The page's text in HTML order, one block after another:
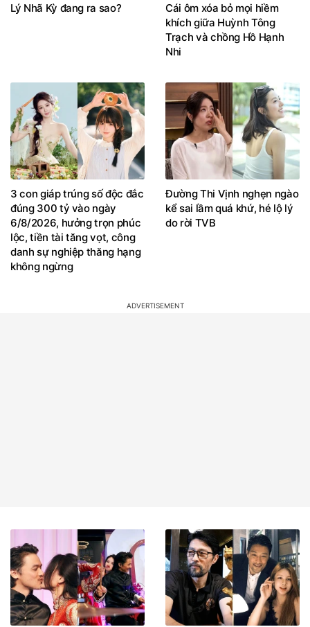
Lý Nhã Kỳ đang ra sao?
Cái ôm xóa bỏ mọi hiềm
khích giữa Huỳnh Tông
Trạch và chồng Hồ Hạnh
Nhi
3 con giáp trúng số độc đắc
đúng 300 tỷ vào ngày
6/8/2026, hưởng trọn phúc
lộc, tiền tài tăng vọt, công
danh sự nghiệp thăng hạng
không ngừng
Đường Thi Vịnh nghẹn ngào
kể sai lầm quá khứ, hé lộ lý
do rời TVB